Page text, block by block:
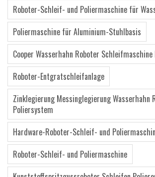
Roboter-Schleif- und Poliermaschine für
Poliermaschine für Aluminium-Stuhlbasis
Cooper Wasserhahn Roboter
Roboter-Entgratschleifanlage
Zinklegierung Messinglegierung Wasserhahn
Poliersystem
Hardware-Roboter-Schleif- und
Roboter-Schleif- und Poliermaschine